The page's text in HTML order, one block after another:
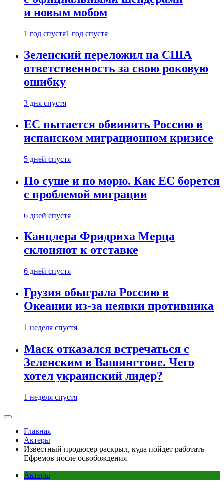
и новым мобом
1 год спустя1 год спустя
Зеленский переложил на США
ответственность за свою роковую
ошибку
3 дня спустя
ЕС пытается обвинить Россию в
испанском миграционном кризисе
5 дней спустя
По суше и по морю. Как ЕС борется
с проблемой миграции
6 дней спустя
Канцлера Фридриха Мерца
склоняют к отставке
6 дней спустя
Грузия обыграла Россию в
Океании из-за неявки противника
1 неделя спустя
Маск отказался встречаться с
Зеленским в Вашингтоне. Чего
хотел украинский лидер?
1 неделя спустя
Главная
Актеры
Известный продюсер раскрыл, куда пойдет работать
Ефремов после освобождения
Актеры